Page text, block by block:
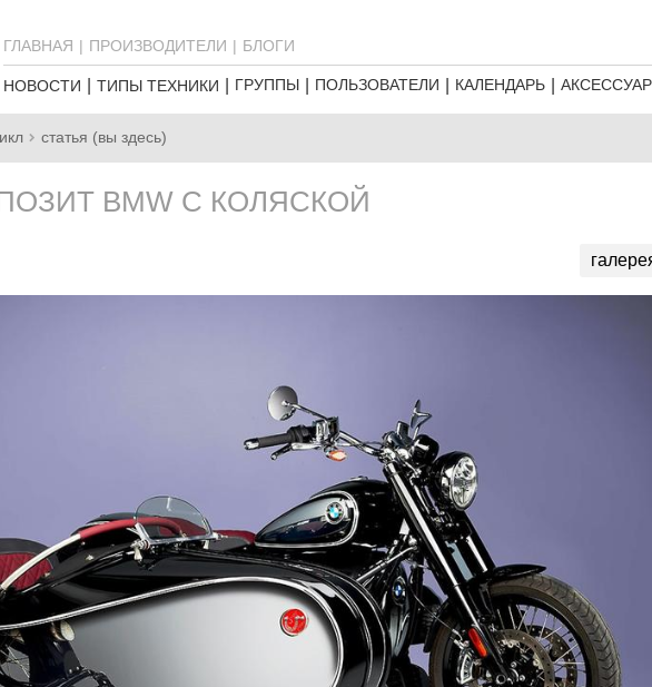
ГЛАВНАЯ ПРОИЗВОДИТЕЛИ БЛОГИ
НОВОСТИ ТИПЫ ТЕХНИКИ ГРУППЫ ПОЛЬЗОВАТЕЛИ КАЛЕНДАРЬ
статья (вы здесь)
BMW С КОЛЯСКОЙ